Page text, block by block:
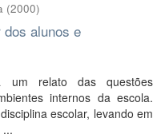
(2000)
alunos e
um relato das questões
internos da escola.
escolar, levando em